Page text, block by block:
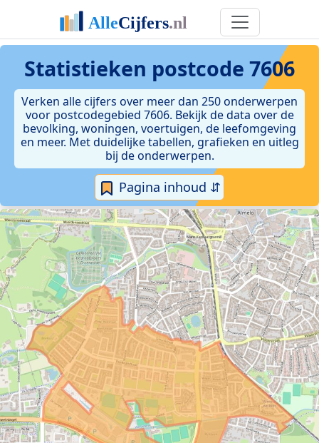
Statistieken postcode 7606
Verken alle cijfers over meer dan 250 onderwerpen
voor postcodegebied 7606. Bekijk de data over de
bevolking, woningen, voertuigen, de leefomgeving
en meer. Met duidelijke tabellen, grafieken en uitleg
bij de onderwerpen.
Pagina inhoud ⇵